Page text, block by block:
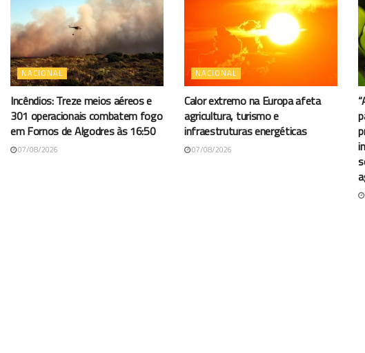
NACIONAL
Incêndios: Treze meios aéreos e
301 operacionais combatem fogo
em Fornos de Algodres às 16:50
07/08/2026
NACIONAL
Calor extremo na Europa afeta
agricultura, turismo e
infraestruturas energéticas
07/08/2026